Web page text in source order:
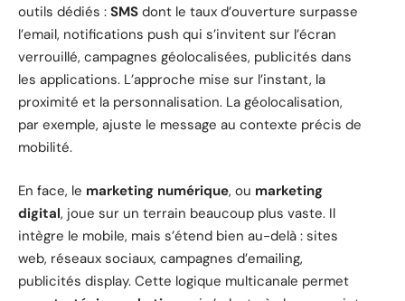
outils dédiés : SMS dont le taux d’ouverture surpasse
l’email, notifications push qui s’invitent sur l’écran
verrouillé, campagnes géolocalisées, publicités dans
les applications. L’approche mise sur l’instant, la
proximité et la personnalisation. La géolocalisation,
par exemple, ajuste le message au contexte précis de
mobilité.
En face, le marketing numérique, ou marketing
digital, joue sur un terrain beaucoup plus vaste. Il
intègre le mobile, mais s’étend bien au-delà : sites
web, réseaux sociaux, campagnes d’emailing,
publicités display. Cette logique multicanale permet